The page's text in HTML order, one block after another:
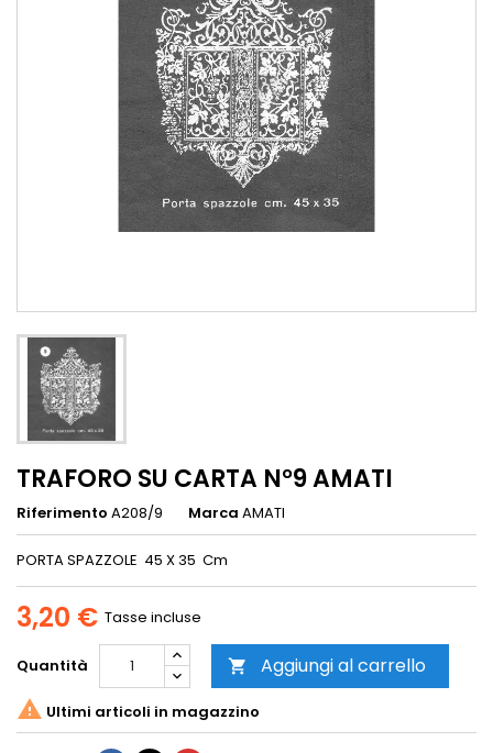
TRAFORO SU CARTA N°9 AMATI
Riferimento A208/9 Marca AMATI
PORTA SPAZZOLE 45 X 35 Cm
3,20 € Tasse incluse
Quantità  Aggiungi al carrello
 Ultimi articoli in magazzino